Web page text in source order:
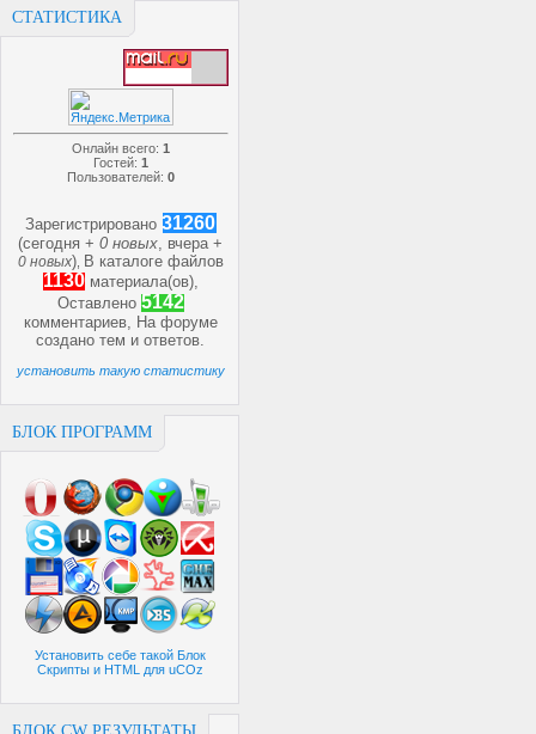
СТАТИСТИКА
Онлайн всего: 1
Гостей: 1
Пользователей: 0
Зарегистрировано 31260
(сегодня +0 новых, вчера +
0 новых) В каталоге файлов
1130 материала(ов),
Оставлено 5142
комментариев, На форуме
созданотем иответов.
установить такую статистику
БЛОК ПРОГРАММ
Установить себе такой Блок
Скрипты и HTML для uCOz